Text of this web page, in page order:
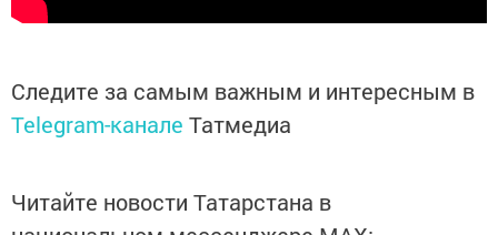
Следите за самым важным и интересным в
Telegram-канале Татмедиа
Читайте новости Татарстана в